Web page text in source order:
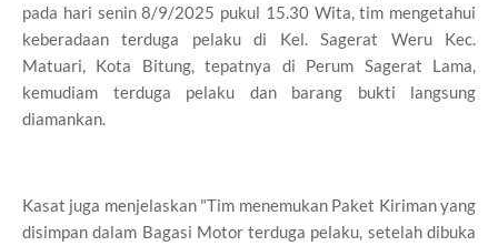
pada hari senin 8/9/2025 pukul 15.30 Wita, tim mengetahui
keberadaan terduga pelaku di Kel. Sagerat Weru Kec.
Matuari, Kota Bitung, tepatnya di Perum Sagerat Lama,
kemudiam terduga pelaku dan barang bukti langsung
diamankan.
Kasat juga menjelaskan "Tim menemukan Paket Kiriman yang
disimpan dalam Bagasi Motor terduga pelaku, setelah dibuka